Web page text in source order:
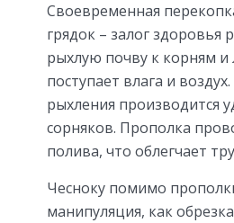
Своевременная
грядок – залог здоровья
рыхлую почву к корням и
поступает влага и
рыхления производится
сорняков. Прополка
полива, что облегчает
Чесноку помимо
манипуляция, как